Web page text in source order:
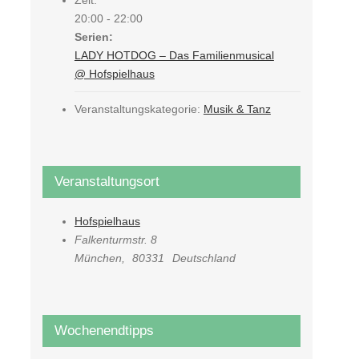
20:00 - 22:00
Serien:
LADY HOTDOG – Das Familienmusical
@ Hofspielhaus
Veranstaltungskategorie: Musik & Tanz
Veranstaltungsort
Hofspielhaus
Falkenturmstr. 8
München
80331 Deutschland
Wochenendtipps